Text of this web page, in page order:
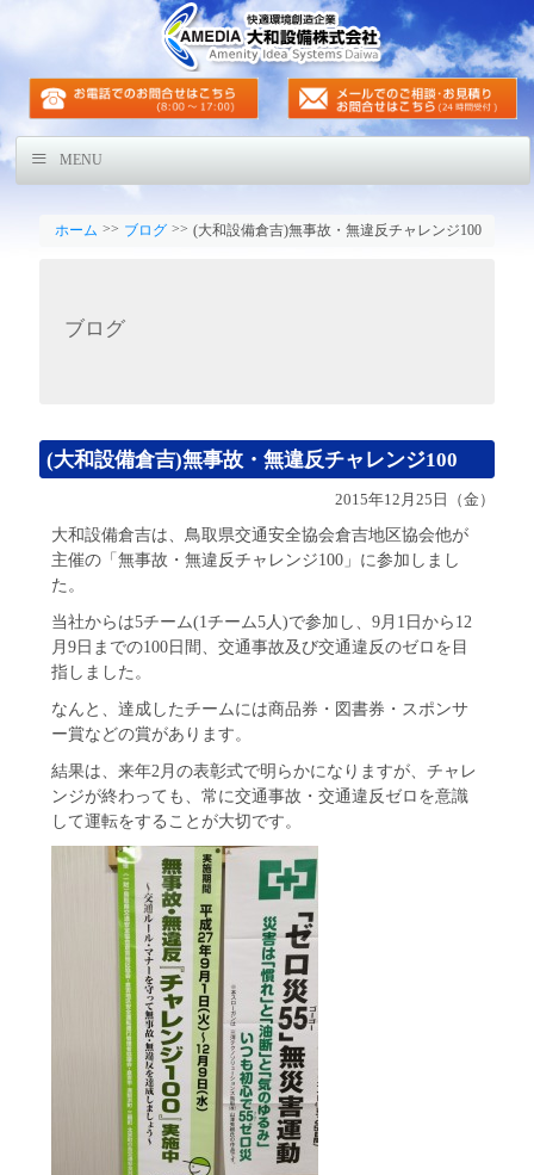
MENU
ホーム >> ブログ >> (大和設備倉吉)無事故・無違反チャレンジ100
ブログ
(大和設備倉吉)無事故・無違反チャレンジ100
2015年12月25日（金）
大和設備倉吉は、鳥取県交通安全協会倉吉地区協会他が
主催の「無事故・無違反チャレンジ100」に参加しまし
た。
当社からは5チーム(1チーム5人)で参加し、9月1日から12
月9日までの100日間、交通事故及び交通違反のゼロを目
指しました。
なんと、達成したチームには商品券・図書券・スポンサ
ー賞などの賞があります。
結果は、来年2月の表彰式で明らかになりますが、チャレ
ンジが終わっても、常に交通事故・交通違反ゼロを意識
して運転をすることが大切です。